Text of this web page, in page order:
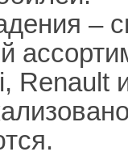
–
Renault